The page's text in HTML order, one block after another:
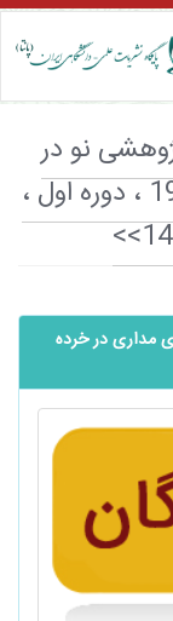
نو در
علوم مدیریت>> آرشیو <<شماره 19 ، دوره اول ،
مداری در خرده